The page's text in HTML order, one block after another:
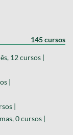
145 cursos
12 cursos |
|
|
0 cursos |